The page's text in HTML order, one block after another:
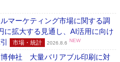
マーケティング市場に関する調
拡大する見通し、AI活用に向け
市場・統計 2026.8.6 NEW
博伸社 大量バリアブル印刷に対